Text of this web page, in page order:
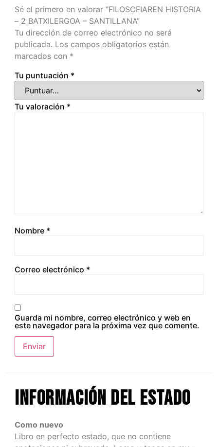
Sé el primero en valorar “FILOSOFIAREN HISTORIA
– 2 BATXILERGOA – SANTILLANA”
Tu dirección de correo electrónico no será
publicada. Los campos obligatorios están
marcados con *
Tu puntuación *
Tu valoración *
Nombre *
Correo electrónico *
Guarda mi nombre, correo electrónico y web en
este navegador para la próxima vez que comente.
Información del estado
Como nuevo
Libro en perfecto estado, que no contiene